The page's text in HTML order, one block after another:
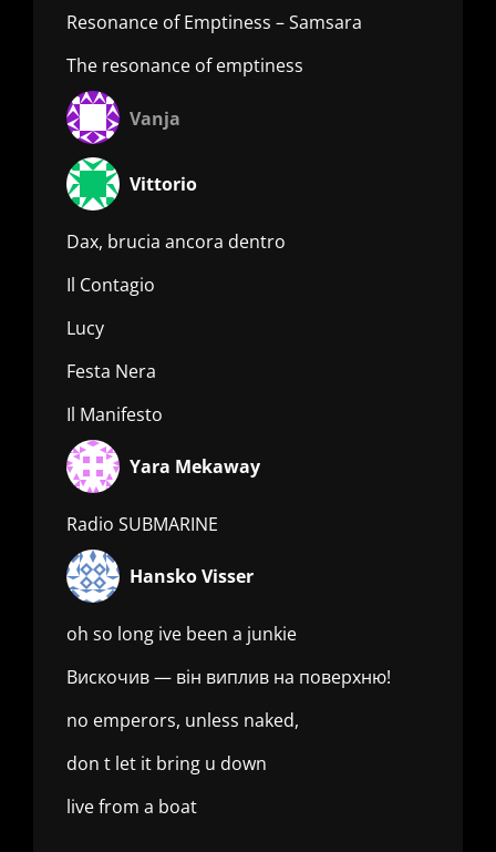
Resonance of Emptiness – Samsara
The resonance of emptiness
Vanja
Vittorio
Dax, brucia ancora dentro
Il Contagio
Lucy
Festa Nera
Il Manifesto
Yara Mekaway
Radio SUBMARINE
Hansko Visser
oh so long ive been a junkie
Вискочив — він виплив на поверхню!
no emperors, unless naked,
don t let it bring u down
live from a boat